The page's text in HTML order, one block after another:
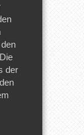
der